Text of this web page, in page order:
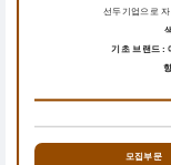
선두기업으로
기초 브랜드 :
모집부문